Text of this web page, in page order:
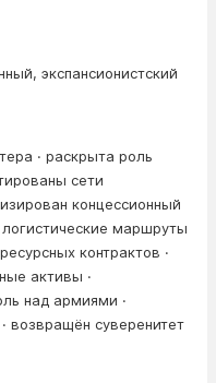
экспансионистский
· раскрыта роль
сети
концессионный
маршруты
контрактов ·
активы ·
над армиями ·
возвращён суверенитет